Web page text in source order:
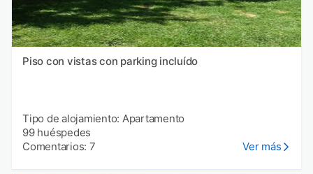
Piso con vistas con parking incluído
Tipo de alojamiento: Apartamento
99 huéspedes
Comentarios: 7
Ver más